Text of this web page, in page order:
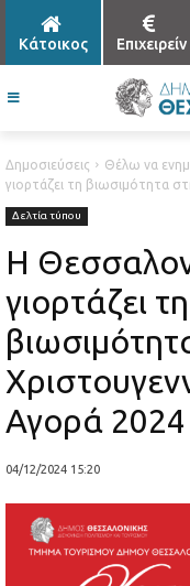
Κάτοικος Επιχειρείν
Δημοσιεύσεις Θέλω να
γιορτάζει τη βιωσιμότητα
Δελτία τύπου
Η
γιορτάζει τη
Αγορά 2024
04/12/2024 15:20